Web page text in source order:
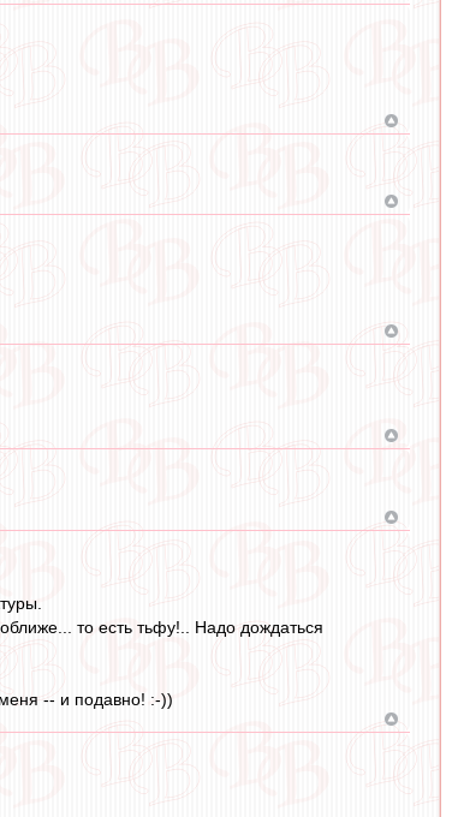
то есть тьфу!.. Надо дождаться
-- и подавно! :-))